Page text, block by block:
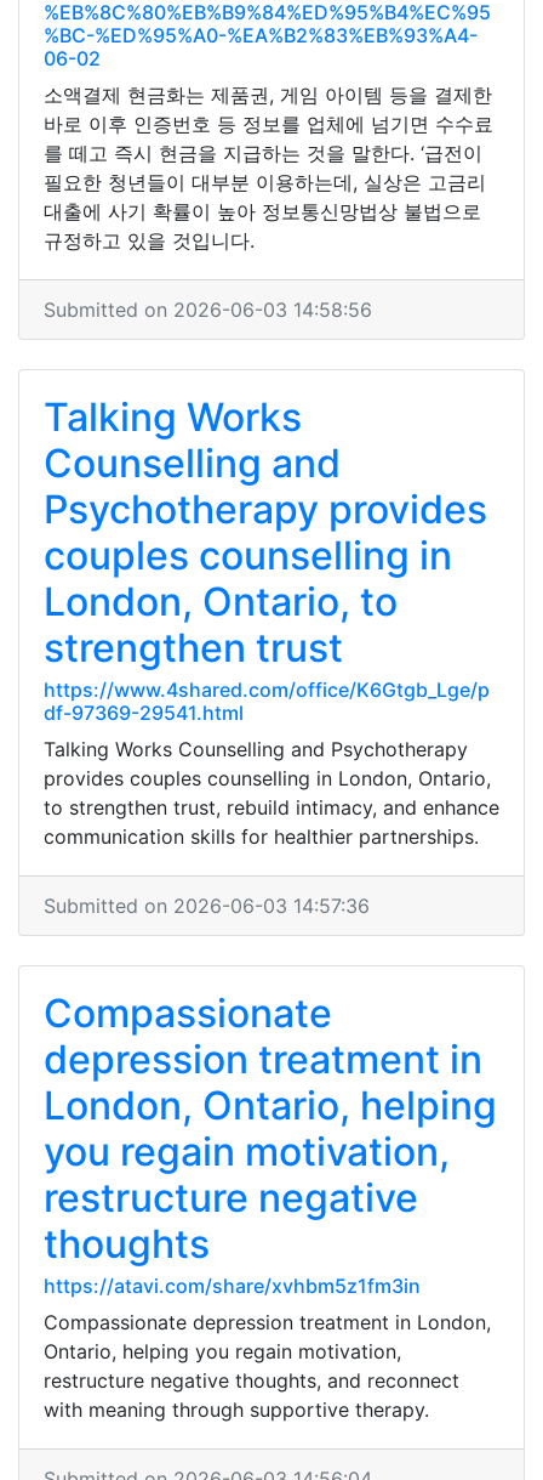
%EB%8C%80%EB%B9%84%ED%95%B4%EC%95
%BC-%ED%95%A0-%EA%B2%83%EB%93%A4-
06-02
소액결제 현금화는 제품권, 게임 아이템 등을 결제한
바로 이후 인증번호 등 정보를 업체에 넘기면 수수료
를 떼고 즉시 현금을 지급하는 것을 말한다. ‘급전이
필요한 청년들이 대부분 이용하는데, 실상은 고금리
대출에 사기 확률이 높아 정보통신망법상 불법으로
규정하고 있을 것입니다.
Submitted on 2026-06-03 14:58:56
Talking Works
Counselling and
Psychotherapy provides
couples counselling in
London, Ontario, to
strengthen trust
https://www.4shared.com/office/K6Gtgb_Lge/p
df-97369-29541.html
Talking Works Counselling and Psychotherapy
provides couples counselling in London, Ontario,
to strengthen trust, rebuild intimacy, and enhance
communication skills for healthier partnerships.
Submitted on 2026-06-03 14:57:36
Compassionate
depression treatment in
London, Ontario, helping
you regain motivation,
restructure negative
thoughts
https://atavi.com/share/xvhbm5z1fm3in
Compassionate depression treatment in London,
Ontario, helping you regain motivation,
restructure negative thoughts, and reconnect
with meaning through supportive therapy.